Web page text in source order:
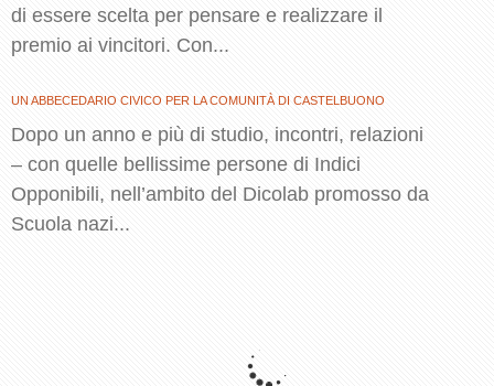
di essere scelta per pensare e realizzare il
premio ai vincitori. Con...
UN ABBECEDARIO CIVICO PER LA COMUNITÀ DI CASTELBUONO
Dopo un anno e più di studio, incontri, relazioni
– con quelle bellissime persone di Indici
Opponibili, nell’ambito del Dicolab promosso da
Scuola nazi...